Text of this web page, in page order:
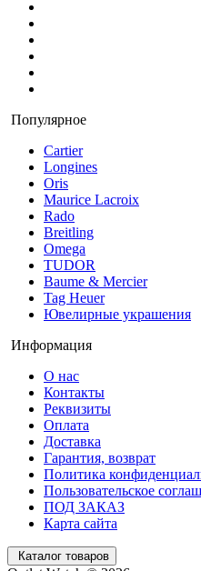
Популярное
Cartier
Longines
Oris
Maurice Lacroix
Rado
Breitling
Omega
TUDOR
Baume & Mercier
Tag Heuer
Ювелирные украшения
Информация
О нас
Контакты
Реквизиты
Оплата
Доставка
Гарантия, возврат
Политика
Пользовательское
ПОД ЗАКАЗ
Карта сайта
Каталог товаров